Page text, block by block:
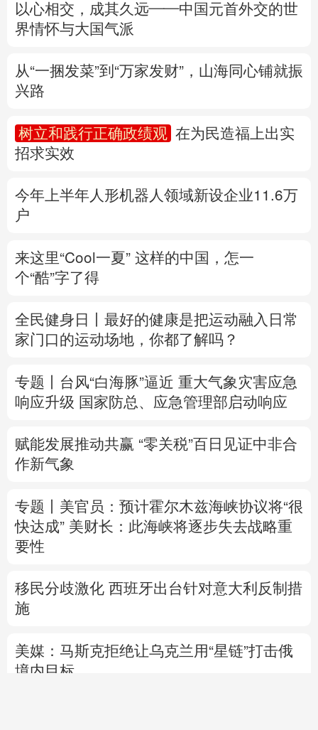
陕西 甘肃
English
Русский язык 日本語 한국어
以心相交，成其久远——中国元首外交的世
界情怀与大国气派
从“一捆发菜”到“万家发财”，山海同心铺就振
兴路
树立和践行正确政绩观
在为民造福上出实
招求实效
今年上半年人形机器人领域新设企业11.6万
户
来这里“Cool一夏” 这样的中国，怎一
个“酷”字了得
全民健身日丨 最好的健康是把运动融入日常
家门口的运动场地，你都了解吗？
专题丨 台风“白海豚”逼近 重大气象灾害应急
响应升级 国家防总、应急管理部启动响应
赋能发展推动共赢 “零关税”百日见证中非合
作新气象
专题丨 美官员：预计霍尔木兹海峡协议将“很
快达成” 美财长：此海峡将逐步失去战略重
要性
移民分歧激化 西班牙出台针对意大利反制措
施
美媒：马斯克拒绝让乌克兰用“星链”打击俄
境内目标